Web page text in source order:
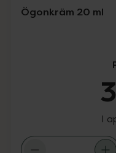
Ögonkräm 20 ml
I